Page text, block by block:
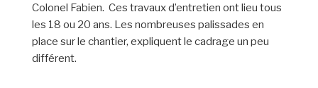
Colonel Fabien. Ces travaux d’entretien ont lieu tous
les 18 ou 20 ans. Les nombreuses palissades en
place sur le chantier, expliquent le cadrage un peu
différent.